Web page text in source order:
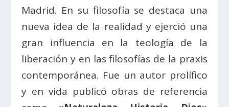
Madrid. En su filosofía se destaca una
nueva idea de la realidad y ejerció una
gran influencia en la teología de la
liberación y en las filosofías de la praxis
contemporánea. Fue un autor prolífico
y en vida publicó obras de referencia